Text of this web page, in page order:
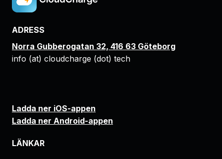
ADRESS
Norra Gubberogatan 32, 416 63 Göteborg
info (at) cloudcharge (dot) tech
Ladda ner iOS-appen
Ladda ner Android-appen
LÄNKAR